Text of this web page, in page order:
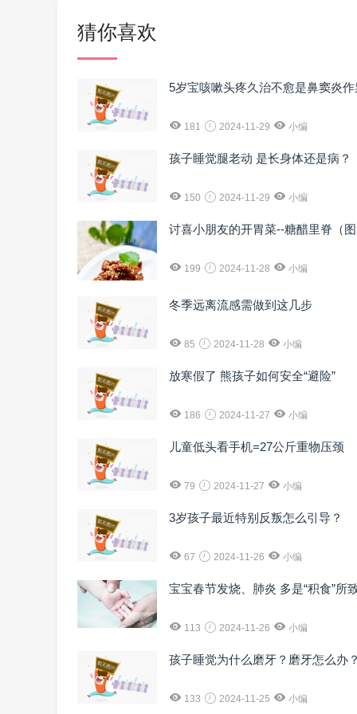
猜你喜欢
5岁宝咳嗽头疼久治不愈是鼻窦炎作
181 2024-11-29 小编
孩子睡觉腿老动 是长身体还是病？
150 2024-11-29 小编
讨喜小朋友的开胃菜--糖醋里脊（
199 2024-11-28 小编
冬季远离流感需做到这几步
85 2024-11-28 小编
放寒假了 熊孩子如何安全“避险”
186 2024-11-27 小编
儿童低头看手机=27公斤重物压颈
79 2024-11-27 小编
3岁孩子最近特别反叛怎么引导？
67 2024-11-26 小编
宝宝春节发烧、肺炎 多是“积食”所
113 2024-11-26 小编
孩子睡觉为什么磨牙？磨牙怎么办
133 2024-11-25 小编